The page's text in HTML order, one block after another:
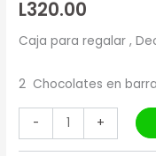
L320.00
Caja para regalar ,
2 Chocolates en
- +